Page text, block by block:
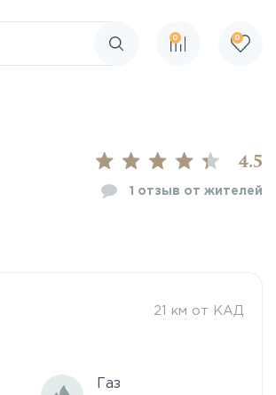
Поиск по сайту
0 0
4.5
1 отзыв от жителей
21 км от КАД
Газ